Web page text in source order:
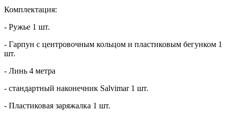
Комплектация:
- Ружье 1 шт.
- Гарпун с центровочным кольцом и пластиковым бегунком 1
шт.
- Линь 4 метра
- стандартный наконечник Salvimar 1 шт.
- Пластиковая заряжалка 1 шт.